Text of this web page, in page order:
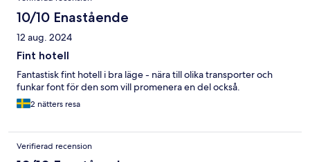
10/10 Enastående
12 aug. 2024
Fint hotell
Fantastisk fint hotell i bra läge - nära till olika transporter och
funkar font för den som vill promenera en del också.
2 nätters resa
Verifierad recension